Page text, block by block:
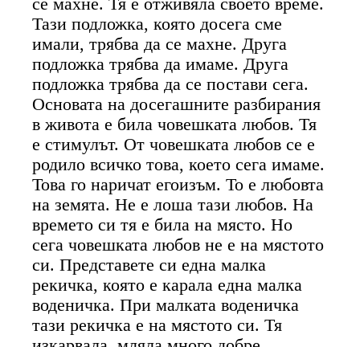
се махне. Тя е отживяла своето време.
Тази подложка, която досега сме
имали, трябва да се махне. Друга
подложка трябва да имаме. Друга
подложка трябва да се постави сега.
Основата на досегашните разбирания
в живота е била човешката любов. Тя
е стимулът. От човешката любов се е
родило всичко това, което сега имаме.
Това го наричат егоизъм. То е любовта
на земята. Не е лоша тази любов. На
времето си тя е била на място. Но
сега човешката любов не е на мястото
си. Представете си една малка
рекичка, която е карала една малка
воденичка. При малката воденичка
тази рекичка е на мястото си. Тя